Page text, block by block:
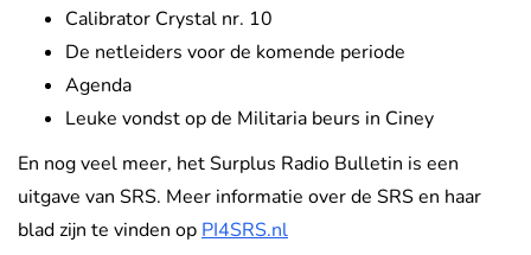
Calibrator Crystal nr. 10
De netleiders voor de komende periode
Agenda
Leuke vondst op de Militaria beurs in Ciney
En nog veel meer, het Surplus Radio Bulletin is een
uitgave van SRS. Meer informatie over de SRS en haar
blad zijn te vinden op PI4SRS.nl